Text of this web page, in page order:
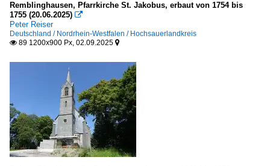
Remblinghausen, Pfarrkirche St. Jakobus, erbaut von 1754 bis
1755 (20.06.2025) 
Peter Reiser
Deutschland / Nordrhein-Westfalen / Hochsauerlandkreis
 89 1200x900 Px, 02.09.2025 